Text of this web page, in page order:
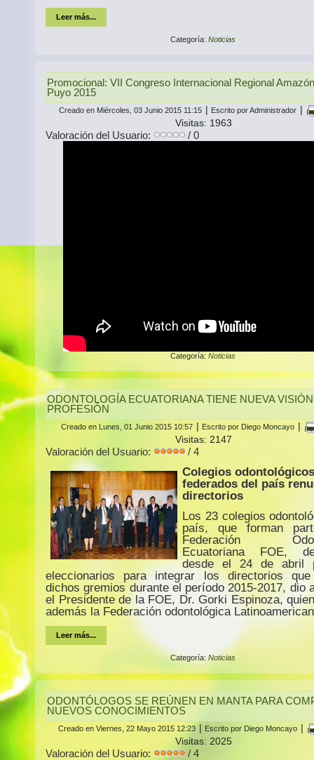
Leer más...
Categoría: Noticias
Promocional: VII Congreso Internacional Regional
Puyo 2015
Creado en Miércoles, 03 Junio 2015 11:15 Escrito por Administrador
Visitas: 1963
Valoración del Usuario: / 0
Categoría: Noticias
ODONTOLOGÍA ECUATORIANA TIENE NUEVA
PROFESIÓN
Creado en Lunes, 01 Junio 2015 10:57 Escrito por Diego Moncayo
Visitas: 2147
Valoración del Usuario: / 4
Colegios odontológicos
federados del país
directorios
Los 23 colegios
país, que forman
Federación
Ecuatoriana FOE,
desde el 24 de abril
eleccionarios para integrar los directorios que
dichos gremios durante el período 2015-2017, dio
el Presidente de la FOE, Dr. Gorki Espinoza,
además la Federación odontológica
Leer más...
Categoría:Noticias
ODONTÓLOGOS SE REÚNEN EN MANTA PARA
NUEVOS CONOCIMIENTOS
Creado en Viernes, 22 Mayo 2015 12:23 Escrito por Diego Moncayo
Visitas: 2025
Valoración del Usuario: / 4